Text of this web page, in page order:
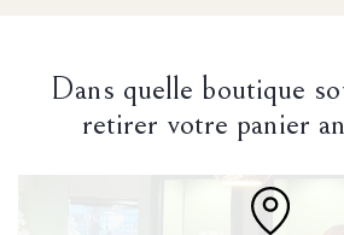
Dans quelle boutique
retirer votre panier